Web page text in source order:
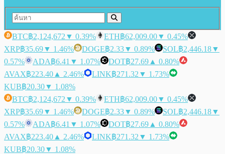
BTC฿2,124,672 ▼ 0.39% ETH฿62,009.00▼ 0.45%
XRP฿35.69▼ 1.46% DOGE฿2.33▼ 0.89% SOL฿2,446.18▼
0.57%
ADA฿6.41 ▼ 1.07% DOT฿27.69 ▲ 0.80%
AVAX฿223.40 ▲ 2.46% LINK฿271.32 ▼ 1.73%
KUB฿20.30▼ 1.08%
BTC฿2,124,672 ▼ 0.39% ETH฿62,009.00▼ 0.45%
XRP฿35.69▼ 1.46% DOGE฿2.33▼ 0.89% SOL฿2,446.18▼
0.57%
ADA฿6.41 ▼ 1.07% DOT฿27.69 ▲ 0.80%
AVAX฿223.40 ▲ 2.46% LINK฿271.32 ▼ 1.73%
KUB฿20.30▼ 1.08%